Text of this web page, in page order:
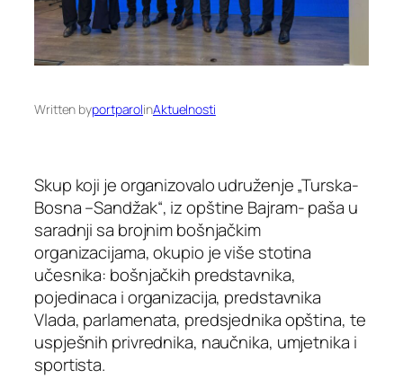
Written byportparolinAktuelnosti
Skup koji je organizovalo udruženje „Turska-
Bosna –Sandžak“, iz opštine Bajram- paša u
saradnji sa brojnim bošnjačkim
organizacijama, okupio je više stotina
učesnika: bošnjačkih predstavnika,
pojedinaca i organizacija, predstavnika
Vlada, parlamenata, predsjednika opština, te
uspješnih privrednika, naučnika, umjetnika i
sportista.